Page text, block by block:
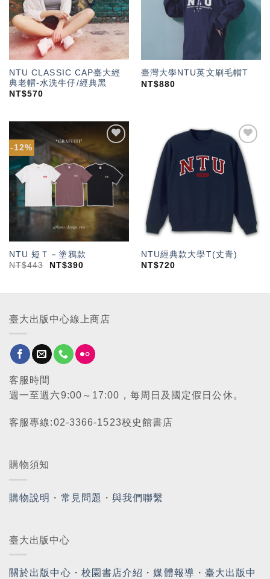
NTU CLASSIC CAP臺大經
典老帽-水洗牛仔/經典黑
NT$570
臺灣大學NTU英文刷毛帽T
NT$880
-12%
望輕
單」
NTU 短Ｔ－塗鴉款
NT$443 NT$390
加入
「願
望輕
單」
NTU經典款大學T(丈青)
NT$720
臺大出版中心線上商店
客服時間
週一至週六9:00～17:00，每周日及國定假日公休。
客服專線:02-3366-1523校史館書店
購物須知
購物說明 ・ 常見問題 ・與我們聯繫
臺大出版中心
關於出版中心 ・ 校園書店介紹 ・媒體報導 ・ 臺大出版中